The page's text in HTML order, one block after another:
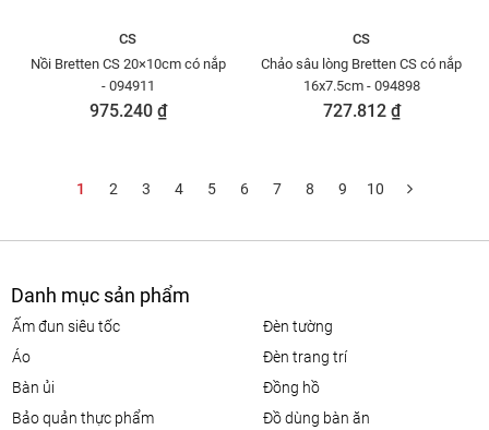
CS
Nồi Bretten CS 20×10cm có nắp
- 094911
975.240 ₫
CS
Chảo sâu lòng Bretten CS có nắp
16x7.5cm - 094898
727.812 ₫
1 2 3 4 5 6 7 8 9 10
Danh mục sản phẩm
ấm đun siêu tốc
áo
bàn ủi
bảo quản thực phẩm
đèn tường
đèn trang trí
đồng hồ
đồ dùng bàn ăn